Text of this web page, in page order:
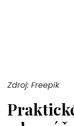
Zdroj: Freepik